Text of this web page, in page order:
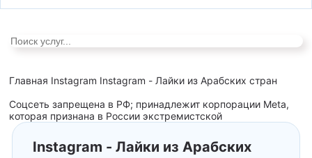
Главная Instagram Instagram - Лайки из Арабских стран
Соцсеть запрещена в РФ; принадлежит корпорации Meta,
которая признана в России экстремистской
Instagram - Лайки из Арабских